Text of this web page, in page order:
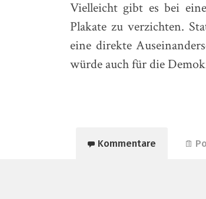
Vielleicht gibt es bei
Plakate zu verzichten.
eine direkte
würde auch für die
Kommentare